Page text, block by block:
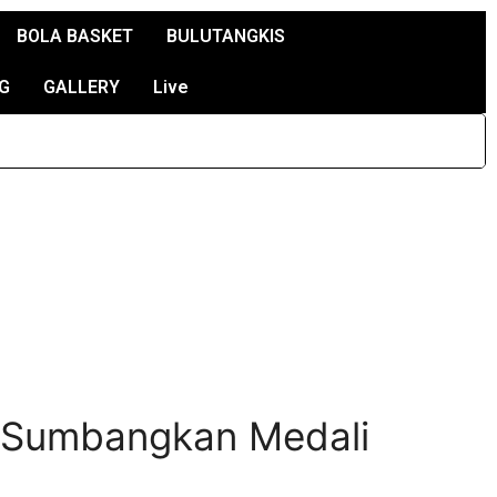
BOLA BASKET BULUTANGKIS
GALLERY Live
Medali